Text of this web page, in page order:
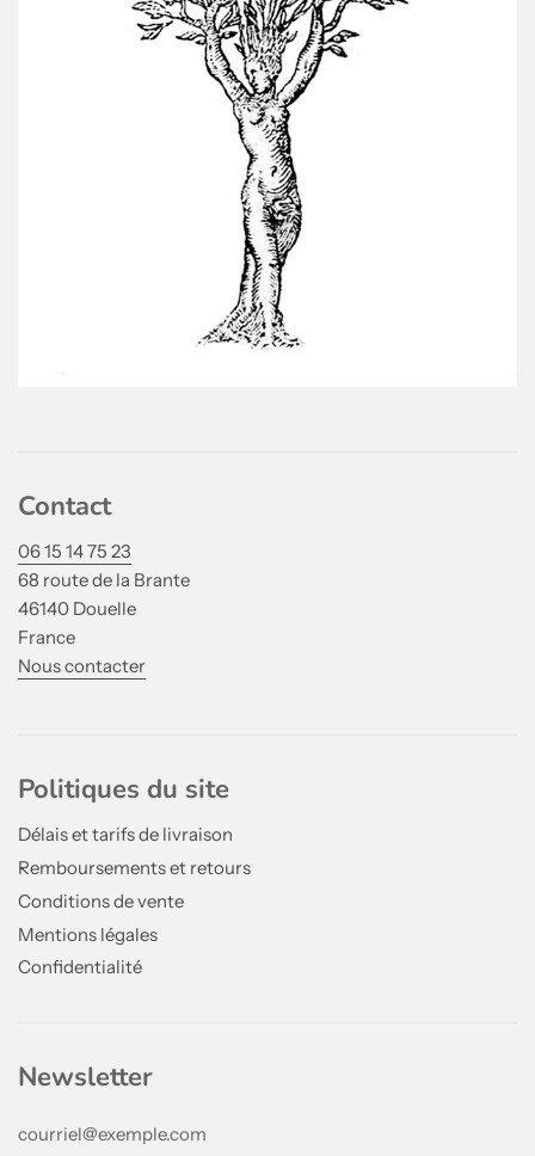
Contact
06 15 14 75 23
68 route de la Brante
46140 Douelle
France
Nous contacter
Politiques du site
Délais et tarifs de livraison
Remboursements et retours
Conditions de vente
Mentions légales
Confidentialité
Newsletter